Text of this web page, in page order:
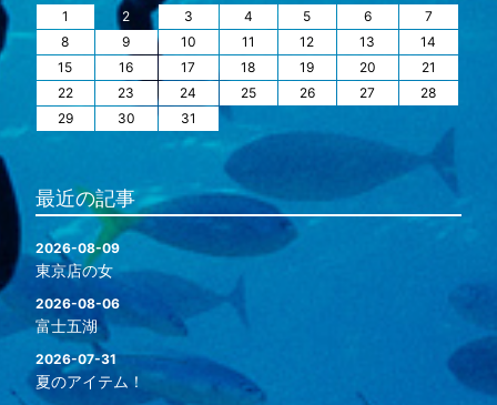
1
2 3 4 5 6
7
8
9 10 11 12 13
14
15
16 17 18 19 20
21
22
23 24 25 26 27
28
29
30 31
最近の記事
2026-08-09
東京店の女
2026-08-06
富士五湖
2026-07-31
夏のアイテム！